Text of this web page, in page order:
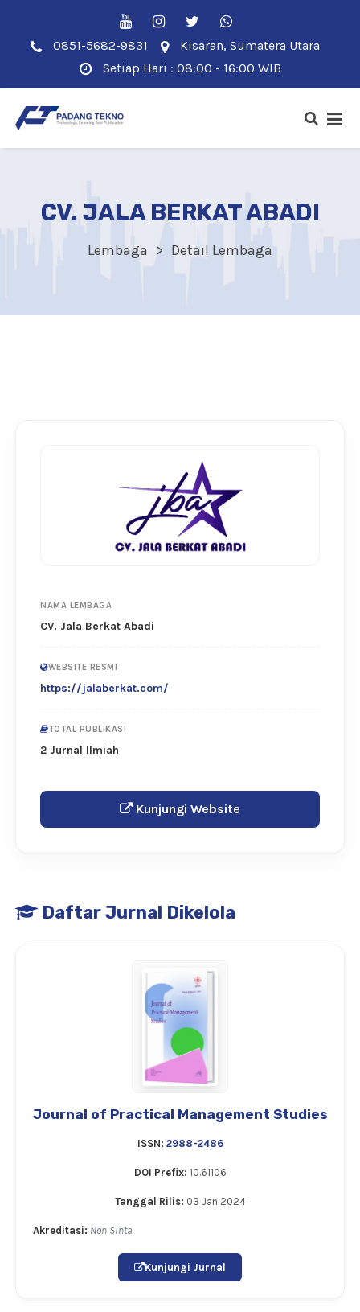
0851-5682-9831
Kisaran, Sumatera Utara
Setiap Hari : 08:00 - 16:00 WIB
CV. JALA BERKAT ABADI
Lembaga Detail Lembaga
NAMA LEMBAGA
CV. Jala Berkat Abadi
WEBSITE RESMI
https://jalaberkat.com/
TOTAL PUBLIKASI
2 Jurnal Ilmiah
Kunjungi Website
Daftar Jurnal Dikelola
Journal of Practical Management Studies
ISSN: 2988-2486
DOI Prefix: 10.61106
Tanggal Rilis: 03 Jan 2024
Akreditasi: Non Sinta
Kunjungi Jurnal